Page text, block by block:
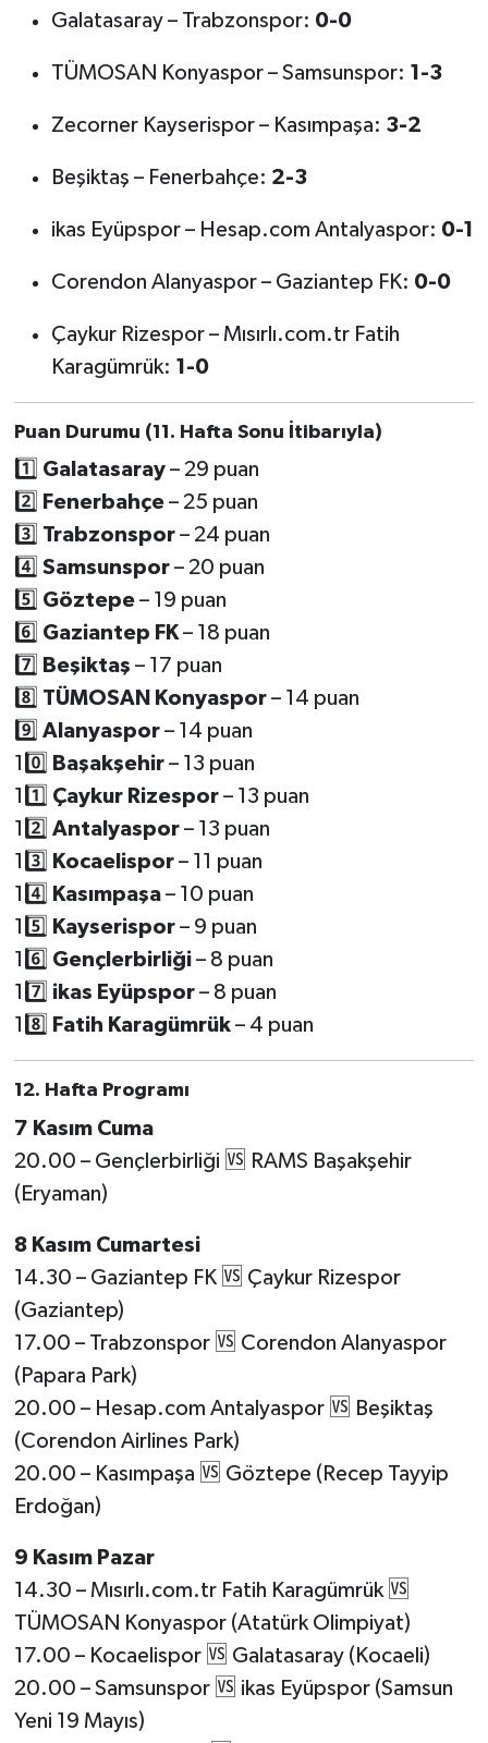
Galatasaray – Trabzonspor: 0-0
TÜMOSAN Konyaspor – Samsunspor: 1-3
Zecorner Kayserispor – Kasımpaşa: 3-2
Beşiktaş – Fenerbahçe: 2-3
ikas Eyüpspor – Hesap.com Antalyaspor: 0-1
Corendon Alanyaspor – Gaziantep FK: 0-0
Çaykur Rizespor – Mısırlı.com.tr Fatih
Karagümrük: 1-0
Puan Durumu (11. Hafta Sonu İtibarıyla)
1️⃣ Galatasaray– 29 puan
2️⃣ Fenerbahçe– 25 puan
3️⃣ Trabzonspor– 24 puan
4️⃣ Samsunspor– 20 puan
5️⃣ Göztepe– 19 puan
6️⃣ Gaziantep FK– 18 puan
7️⃣ Beşiktaş – 17 puan
8️⃣ TÜMOSAN Konyaspor– 14 puan
9️⃣ Alanyaspor– 14 puan
10️⃣ Başakşehir– 13 puan
11️⃣ Çaykur Rizespor– 13 puan
12️⃣ Antalyaspor– 13 puan
13️⃣ Kocaelispor– 11 puan
14️⃣ Kasımpaşa– 10 puan
15️⃣ Kayserispor– 9 puan
16️⃣ Gençlerbirliği– 8 puan
17️⃣ ikas Eyüpspor– 8 puan
18️⃣ Fatih Karagümrük– 4 puan
12. Hafta Programı
7 Kasım Cuma
20.00 – Gençlerbirliği 🆚 RAMS Başakşehir
(Eryaman)
8 Kasım Cumartesi
14.30 – Gaziantep FK 🆚 Çaykur Rizespor
(Gaziantep)
17.00 – Trabzonspor 🆚 Corendon Alanyaspor
(Papara Park)
20.00 – Hesap.com Antalyaspor 🆚 Beşiktaş
(Corendon Airlines Park)
20.00 – Kasımpaşa 🆚 Göztepe (Recep Tayyip
Erdoğan)
9 Kasım Pazar
14.30 – Mısırlı.com.tr Fatih Karagümrük 🆚
TÜMOSAN Konyaspor (Atatürk Olimpiyat)
17.00 – Kocaelispor 🆚 Galatasaray (Kocaeli)
20.00 – Samsunspor 🆚 ikas Eyüpspor (Samsun
Yeni 19 Mayıs)